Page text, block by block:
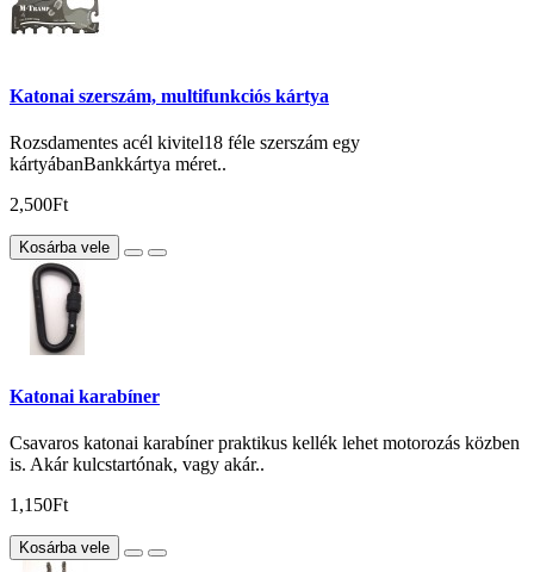
Katonai szerszám, multifunkciós kártya
Rozsdamentes acél kivitel18 féle szerszám egy
kártyábanBankkártya méret..
2,500Ft
Kosárba vele
Katonai karabíner
Csavaros katonai karabíner praktikus kellék lehet motorozás közben
is. Akár kulcstartónak, vagy akár..
1,150Ft
Kosárba vele